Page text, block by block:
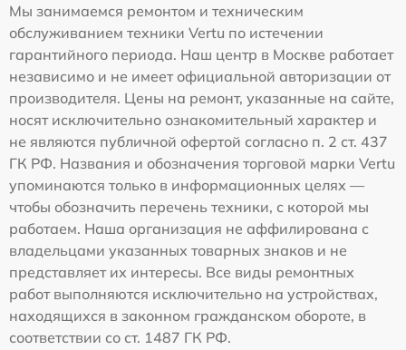
Мы занимаемся ремонтом и техническим
обслуживанием техники Vertu по истечении
гарантийного периода. Наш центр в Москве работает
независимо и не имеет официальной авторизации от
производителя. Цены на ремонт, указанные на сайте,
носят исключительно ознакомительный характер и
не являются публичной офертой согласно п. 2 ст. 437
ГК РФ. Названия и обозначения торговой марки Vertu
упоминаются только в информационных целях —
чтобы обозначить перечень техники, с которой мы
работаем. Наша организация не аффилирована с
владельцами указанных товарных знаков и не
представляет их интересы. Все виды ремонтных
работ выполняются исключительно на устройствах,
находящихся в законном гражданском обороте, в
соответствии со ст. 1487 ГК РФ.